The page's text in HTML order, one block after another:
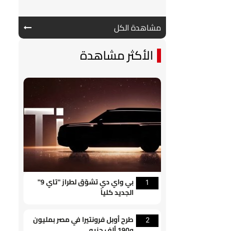
مشاهدة الكل
الأكثر مشاهدة
1
بي واي دي تشوّق لطراز "تاي 9"
الجديد كلياً
2
طرح أوبل فرونتيرا في مصر بمليون